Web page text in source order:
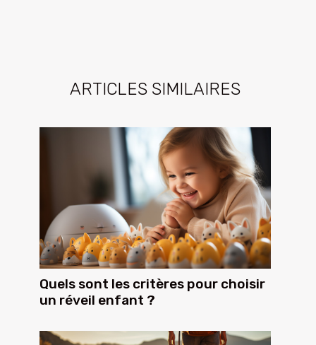
ARTICLES SIMILAIRES
Quels sont les critères pour choisir
un réveil enfant ?